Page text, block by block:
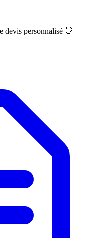
devis personnalisé 👋